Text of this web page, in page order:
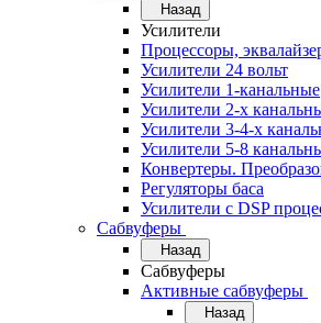
Назад
Усилители
Процессоры,
Усилители 24 вольт
Усилители 1-канальные
Усилители 2-х
Усилители 3-4-х
Усилители 5-8
Конвертеры.
Регуляторы баса
Усилители с DSP
Сабвуферы
Назад
Сабвуферы
Активные сабвуферы
Назад